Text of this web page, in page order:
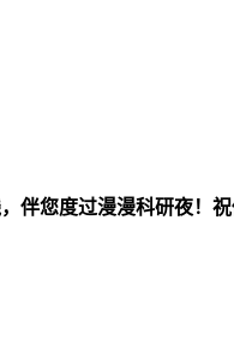
伴您度过漫漫科研夜！